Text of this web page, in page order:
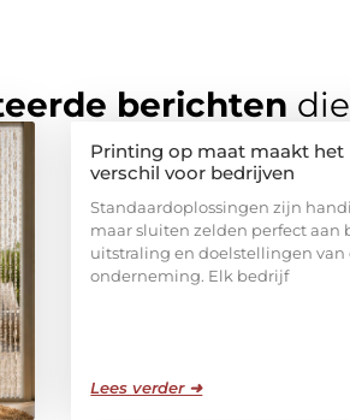
berichten
Printing op maat maakt het
verschil voor bedrijven
Standaardoplossingen zijn
maar sluiten zelden perfect aan
uitstraling en doelstellingen van
onderneming. Elk bedrijf
Lees verder ➜